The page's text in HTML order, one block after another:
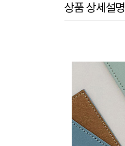
상품 상세설명